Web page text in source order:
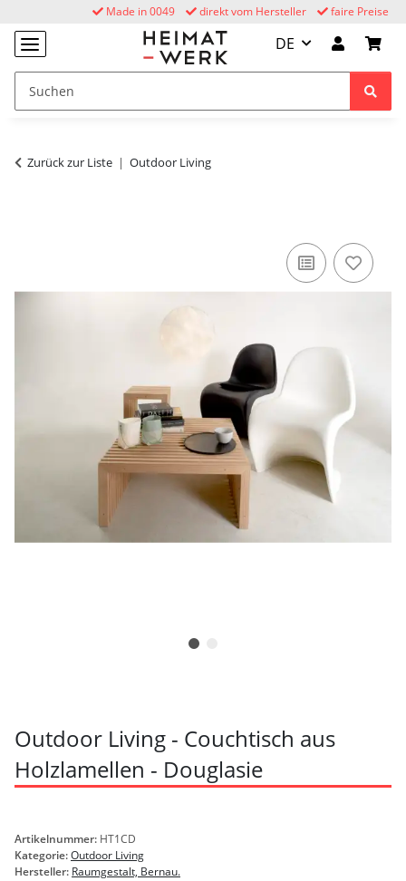
faire Preise
direkt vom Hersteller
Made in 0049
DE
Zurück zur Liste Outdoor Living
Outdoor Living - Couchtisch aus
Holzlamellen - Douglasie
Artikelnummer: HT1CD
Kategorie:Outdoor Living
Hersteller: Raumgestalt, Bernau.